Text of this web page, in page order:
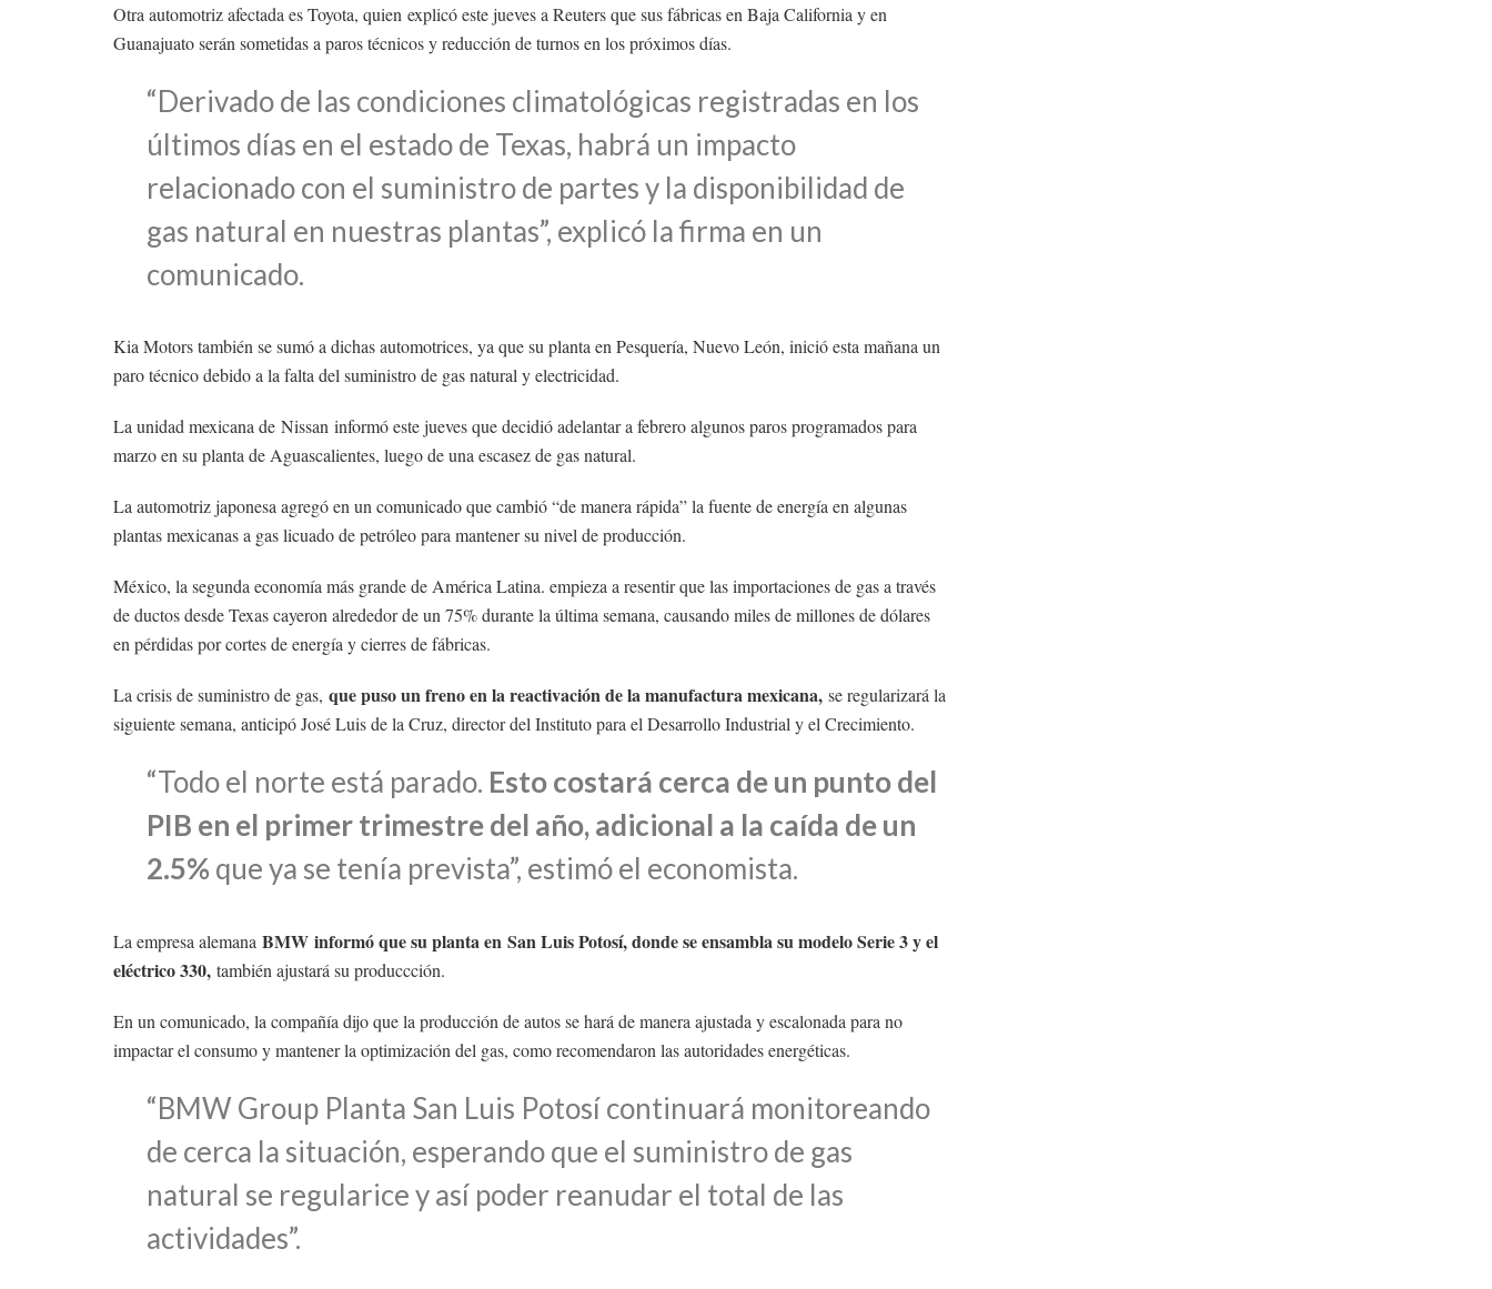
Otra automotriz afectada es Toyota, quien explicó este jueves a Reuters que sus fábricas en Baja California y en
Guanajuato serán sometidas a paros técnicos y reducción de turnos en los próximos días.
“Derivado de las condiciones climatológicas registradas en los
últimos días en el estado de Texas, habrá un impacto
relacionado con el suministro de partes y la disponibilidad de
gas natural en nuestras plantas”, explicó la firma en un
comunicado.
Kia Motors también se sumó a dichas automotrices, ya que su planta en Pesquería, Nuevo León, inició esta mañana un
paro técnico debido a la falta del suministro de gas natural y electricidad.
La unidad mexicana de Nissan informó este jueves que decidió adelantar a febrero algunos paros programados para
marzo en su planta de Aguascalientes, luego de una escasez de gas natural.
La automotriz japonesa agregó en un comunicado que cambió “de manera rápida” la fuente de energía en algunas
plantas mexicanas a gas licuado de petróleo para mantener su nivel de producción.
México, la segunda economía más grande de América Latina. empieza a resentir que las importaciones de gas a través
de ductos desde Texas cayeron alrededor de un 75% durante la última semana, causando miles de millones de dólares
en pérdidas por cortes de energía y cierres de fábricas.
La crisis de suministro de gas, que puso un freno en la reactivación de la manufactura mexicana, se regularizará la
siguiente semana, anticipó José Luis de la Cruz, director del Instituto para el Desarrollo Industrial y el Crecimiento.
“Todo el norte está parado. Esto costará cerca de un punto del
PIB en el primer trimestre del año, adicional a la caída de un
2.5% que ya se tenía prevista”, estimó el economista.
La empresa alemana BMW informó que su planta en San Luis Potosí, donde se ensambla su modelo Serie 3 y el
eléctrico 330, también ajustará su produccción.
En un comunicado, la compañía dijo que la producción de autos se hará de manera ajustada y escalonada para no
impactar el consumo y mantener la optimización del gas, como recomendaron las autoridades energéticas.
“BMW Group Planta San Luis Potosí continuará monitoreando
de cerca la situación, esperando que el suministro de gas
natural se regularice y así poder reanudar el total de las
actividades”.